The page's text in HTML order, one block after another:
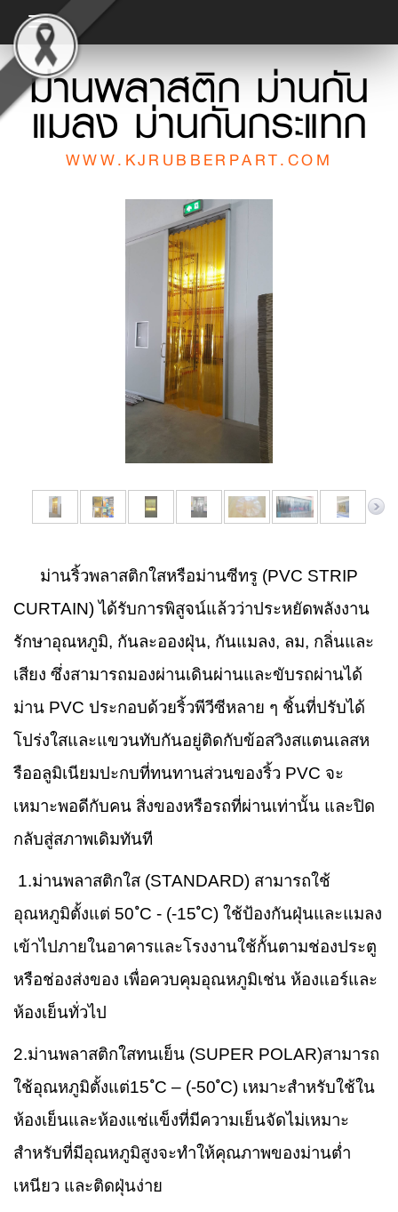
Toggle
navigation
ม่านพลาสติก ม่านกัน
แมลง ม่านกันกระแทก
WWW.KJRUBBERPART.COM
ม่านริ้วพลาสติกใสหรือม่านซีทรู (PVC STRIP
CURTAIN) ได้รับการพิสูจน์แล้วว่าประหยัดพลังงาน
รักษาอุณหภูมิ, กันละอองฝุ่น, กันแมลง, ลม, กลิ่นและ
เสียง ซึ่งสามารถมองผ่านเดินผ่านและขับรถผ่านได้
ม่าน PVC ประกอบด้วยริ้วพีวีซีหลาย ๆ ชิ้นที่ปรับได้
โปร่งใสและแขวนทับกันอยู่ติดกับข้อสวิงสแตนเลสห
รืออลูมิเนียมปะกบที่ทนทานส่วนของริ้ว PVC จะ
เหมาะพอดีกับคน สิ่งของหรือรถที่ผ่านเท่านั้น และปิด
กลับสู่สภาพเดิมทันที
1.ม่านพลาสติกใส (STANDARD) สามารถใช้
อุณหภูมิตั้งแต่ 50 ํC - (-15 ํC) ใช้ป้องกันฝุ่นและแมลง
เข้าไปภายในอาคารและโรงงานใช้กั้นตามช่องประตู
หรือช่องส่งของ เพื่อควบคุมอุณหภูมิเช่น ห้องแอร์และ
ห้องเย็นทั่วไป
2.ม่านพลาสติกใสทนเย็น (SUPER POLAR)สามารถ
ใช้อุณหภูมิตั้งแต่15 ํC – (-50 ํC) เหมาะสำหรับใช้ใน
ห้องเย็นและห้องแช่แข็งที่มีความเย็นจัดไม่เหมาะ
สำหรับที่มีอุณหภูมิสูงจะทำให้คุณภาพของม่านต่ำ
เหนียว และติดฝุ่นง่าย